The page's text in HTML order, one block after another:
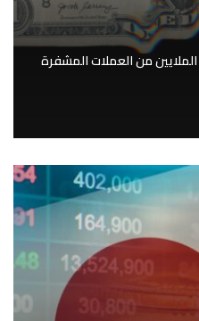
من العملات المشفرة